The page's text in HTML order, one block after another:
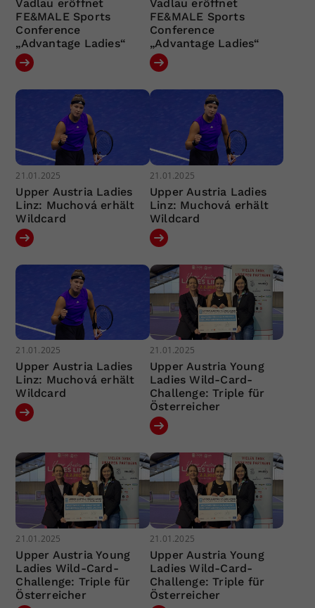
Vadlau eröffnet
FE&MALE Sports
Conference
„Advantage Ladies“
Vadlau eröffnet
FE&MALE Sports
Conference
„Advantage Ladies“
21.01.2025
Upper Austria Ladies
Linz: Muchová erhält
Wildcard
21.01.2025
Upper Austria Ladies
Linz: Muchová erhält
Wildcard
21.01.2025
Upper Austria Ladies
Linz: Muchová erhält
Wildcard
21.01.2025
Upper Austria Young
Ladies Wild-Card-
Challenge: Triple für
Österreicher
21.01.2025
Upper Austria Young
Ladies Wild-Card-
Challenge: Triple für
Österreicher
21.01.2025
Upper Austria Young
Ladies Wild-Card-
Challenge: Triple für
Österreicher